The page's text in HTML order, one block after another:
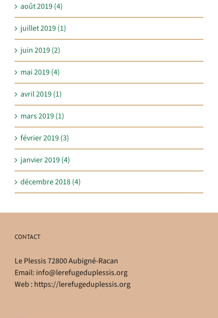
août 2019 (4)
juillet 2019 (1)
juin 2019 (2)
mai 2019 (4)
avril 2019 (1)
mars 2019 (1)
février 2019 (3)
janvier 2019 (4)
décembre 2018 (4)
CONTACT
Le Plessis 72800 Aubigné-Racan
Email: info@lerefugeduplessis.org
Web : https://lerefugeduplessis.org